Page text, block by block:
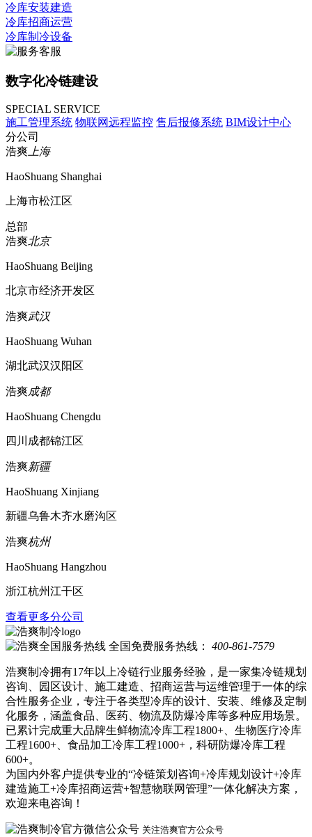
冷库安装建造
冷库招商运营
冷库制冷设备
数字化冷链建设
SPECIAL SERVICE
施工管理系统 物联网远程监控 售后报修系统 BIM设计中心
分公司
浩爽上海
HaoShuang Shanghai
上海市松江区
总部
浩爽北京
HaoShuang Beijing
北京市经济开发区
浩爽武汉
HaoShuang Wuhan
湖北武汉汉阳区
浩爽成都
HaoShuang Chengdu
四川成都锦江区
浩爽新疆
HaoShuang Xinjiang
新疆乌鲁木齐水磨沟区
浩爽杭州
HaoShuang Hangzhou
浙江杭州江干区
查看更多分公司
全国免费服务热线： 400-861-7579
浩爽制冷拥有17年以上冷链行业服务经验，是一家集冷链规划
咨询、园区设计、施工建造、招商运营与运维管理于一体的综
合性服务企业，专注于各类型冷库的设计、安装、维修及定制
化服务，涵盖食品、医药、物流及防爆冷库等多种应用场景。
已累计完成重大品牌生鲜物流冷库工程1800+、生物医疗冷库
工程1600+、食品加工冷库工程1000+，科研防爆冷库工程
600+。
为国内外客户提供专业的“冷链策划咨询+冷库规划设计+冷库
建造施工+冷库招商运营+智慧物联网管理”一体化解决方案，
欢迎来电咨询！
关注浩爽官方公众号